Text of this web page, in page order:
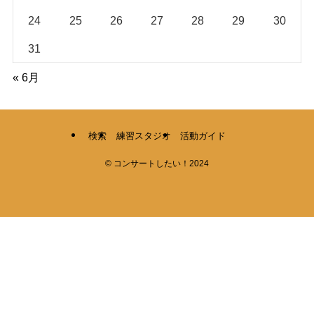
24 25 26 27 28 29 30
31
« 6月
検索 練習スタジオ 活動ガイド
© コンサートしたい！2024